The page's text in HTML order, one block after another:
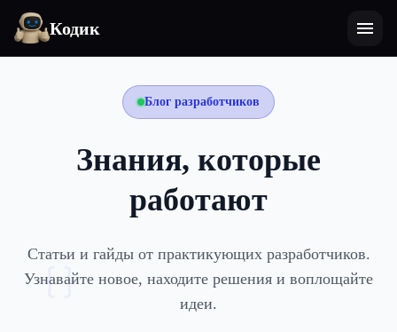
Кодик
{}
Блог разработчиков
Знания, которые
работают
Статьи и гайды от практикующих разработчиков.
Узнавайте новое, находите решения и воплощайте
идеи.